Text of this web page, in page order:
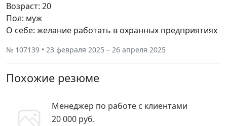
Возраст: 20
Пол: муж
О себе: желание работать в охранных предприятиях
№ 107139 • 23 февраля 2025 – 26 апреля 2025
Похожие резюме
Менеджер по работе с клиентами
20 000 руб.